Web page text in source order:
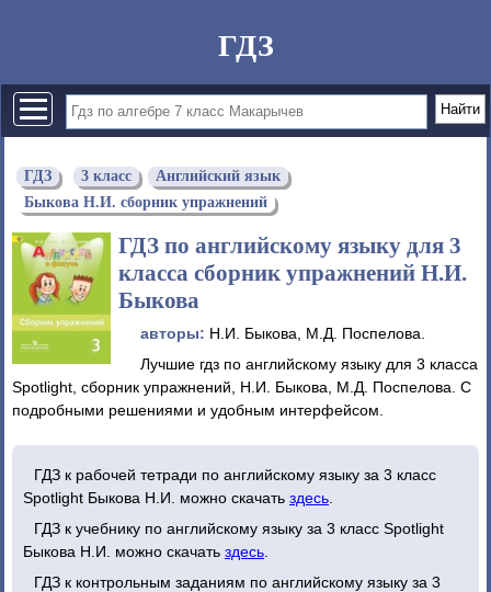
ГДЗ
ГДЗ 3 класс
Английский язык
Быкова Н.И. сборник упражнений
ГДЗ по английскому языку для 3
класса сборник упражнений Н.И.
Быкова
авторы: Н.И. Быкова, М.Д. Поспелова.
Лучшие гдз по английскому языку для 3 класса
Spotlight, сборник упражнений, Н.И. Быкова, М.Д. Поспелова. С
подробными решениями и удобным интерфейсом.
ГДЗ к рабочей тетради по английскому языку за 3 класс
Spotlight Быкова Н.И. можно скачать здесь
ГДЗ к учебнику по английскому языку за 3 класс Spotlight
Быкова Н.И. можно скачать здесь
ГДЗ к контрольным заданиям по английскому языку за 3